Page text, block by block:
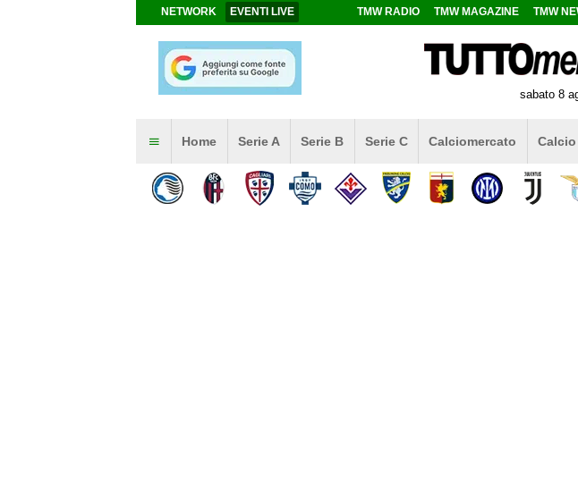
NETWORK EVENTI LIVE TMW RADIO TMW MAGAZINE TMW
sabato 8
Home Serie A Serie B Serie C Calciomercato